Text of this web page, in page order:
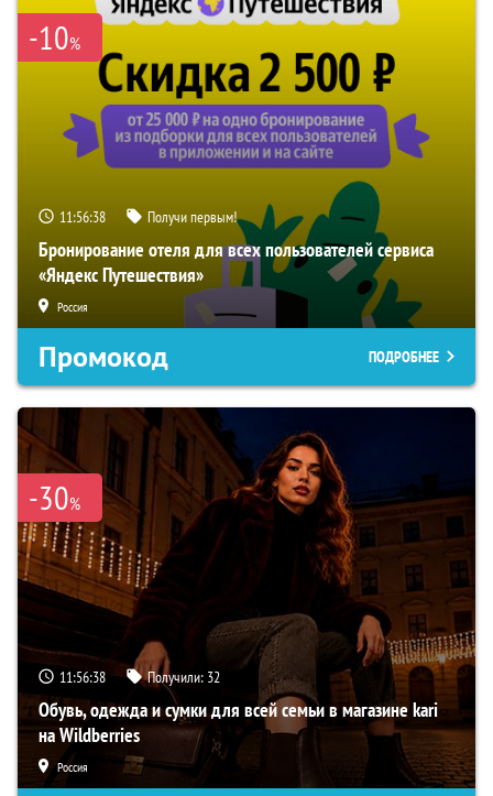
-10%
11:56:37 Получи первым!
Бронирование отеля для всех пользователей сервиса
«Яндекс Путешествия»
Россия
Промокод ПОДРОБНЕЕ
-30%
11:56:37 Получили: 32
Обувь, одежда и сумки для всей семьи в магазине kari
на Wildberries
Россия